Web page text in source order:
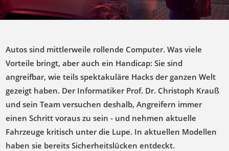
Autos sind mittlerweile rollende Computer. Was viele
Vorteile bringt, aber auch ein Handicap: Sie sind
angreifbar, wie teils spektakuläre Hacks der ganzen Welt
gezeigt haben. Der Informatiker Prof. Dr. Christoph Krauß
und sein Team versuchen deshalb, Angreifern immer
einen Schritt voraus zu sein - und nehmen aktuelle
Fahrzeuge kritisch unter die Lupe. In aktuellen Modellen
haben sie bereits Sicherheitslücken entdeckt.